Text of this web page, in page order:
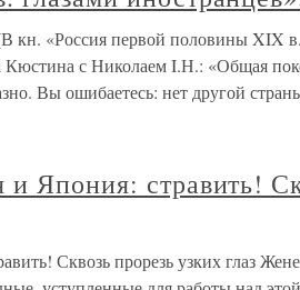
кн. «Россия первой половины XIX
с Николаем I.Н.: «Общая
Вы ошибаетесь: нет другой
Япония: стравить!
Сквозь прорезь узких глаз